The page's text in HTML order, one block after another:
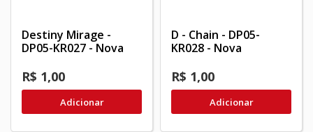
Destiny Mirage -
DP05-KR027 - Nova
R$ 1,00
Adicionar
D - Chain - DP05-
KR028 - Nova
R$ 1,00
Adicionar